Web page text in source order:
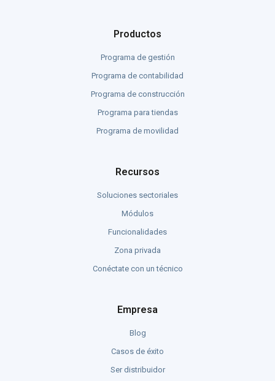
Productos
Programa de gestión
Programa de contabilidad
Programa de construcción
Programa para tiendas
Programa de movilidad
Recursos
Soluciones sectoriales
Módulos
Funcionalidades
Zona privada
Conéctate con un técnico
Empresa
Blog
Casos de éxito
Ser distribuidor